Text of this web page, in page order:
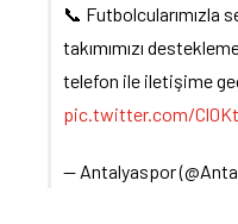
📞 Futbolcularımızla
takımımızı
telefon ile iletişime
pic.twitter.com/
— Antalyaspor